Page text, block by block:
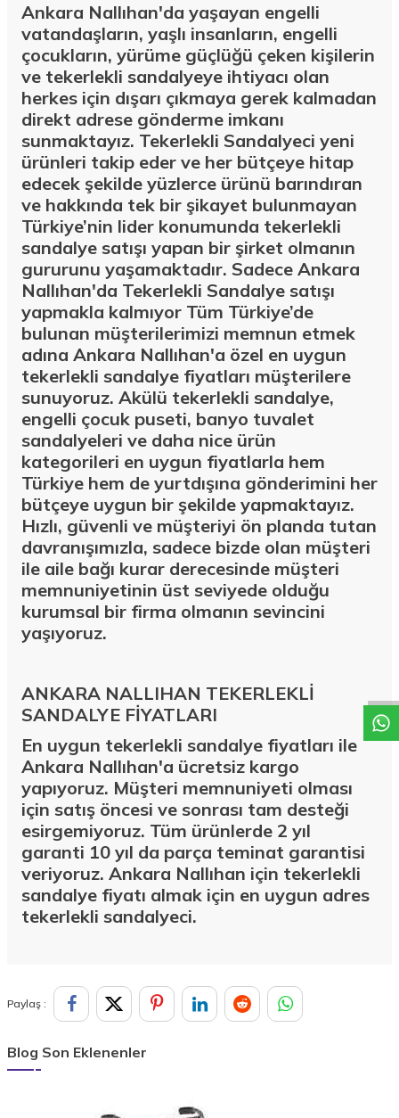
Ankara Nallıhan'da yaşayan engelli
vatandaşların, yaşlı insanların, engelli
çocukların, yürüme güçlüğü çeken kişilerin
ve tekerlekli sandalyeye ihtiyacı olan
herkes için dışarı çıkmaya gerek kalmadan
direkt adrese gönderme imkanı
sunmaktayız. Tekerlekli Sandalyeci yeni
ürünleri takip eder ve her bütçeye hitap
edecek şekilde yüzlerce ürünü barındıran
ve hakkında tek bir şikayet bulunmayan
Türkiye’nin lider konumunda tekerlekli
sandalye satışı yapan bir şirket olmanın
gururunu yaşamaktadır. Sadece Ankara
Nallıhan'da Tekerlekli Sandalye satışı
yapmakla kalmıyor Tüm Türkiye’de
bulunan müşterilerimizi memnun etmek
adına Ankara Nallıhan'a özel en uygun
tekerlekli sandalye fiyatları müşterilere
sunuyoruz. Akülü tekerlekli sandalye,
engelli çocuk puseti, banyo tuvalet
sandalyeleri ve daha nice ürün
kategorileri en uygun fiyatlarla hem
Türkiye hem de yurtdışına gönderimini her
bütçeye uygun bir şekilde yapmaktayız.
Hızlı, güvenli ve müşteriyi ön planda tutan
davranışımızla, sadece bizde olan müşteri
ile aile bağı kurar derecesinde müşteri
memnuniyetinin üst seviyede olduğu
kurumsal bir firma olmanın sevincini
yaşıyoruz.
ANKARA NALLIHAN TEKERLEKLİ
SANDALYE FİYATLARI
En uygun tekerlekli sandalye fiyatları ile
Ankara Nallıhan'a ücretsiz kargo
yapıyoruz. Müşteri memnuniyeti olması
için satış öncesi ve sonrası tam desteği
esirgemiyoruz. Tüm ürünlerde 2 yıl
garanti 10 yıl da parça teminat garantisi
veriyoruz. Ankara Nallıhan için tekerlekli
sandalye fiyatı almak için en uygun adres
tekerlekli sandalyeci.
Paylaş :
Blog Son Eklenenler